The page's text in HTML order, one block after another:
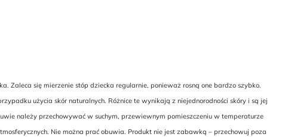
Zaleca się mierzenie stóp dziecka regularnie, ponieważ rosną one bardzo szybko.
użycia skór naturalnych. Różnice te wynikają z niejednorodności skóry i są jej
należy przechowywać w suchym, przewiewnym pomieszczeniu w temperaturze
Nie można prać obuwia. Produkt nie jest zabawką – przechowuj poza